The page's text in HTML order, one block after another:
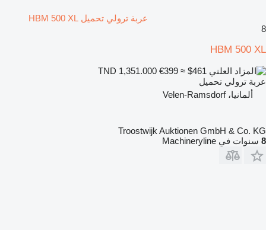
عربة ترولي تحميل HBM 500 XL
8
HBM 500 XL
€399 ≈ $461
عربة ترولي تحميل
ألمانيا، Velen-Ramsdorf
Troostwijk Auktionen GmbH & Co. KG
8 سنوات في Machineryline